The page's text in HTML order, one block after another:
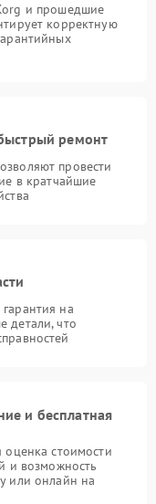
и прошедшие
корректную
ремонт
провести
в кратчайшие
на
детали, что
и бесплатная
оценка стоимости
и возможность
или онлайн на